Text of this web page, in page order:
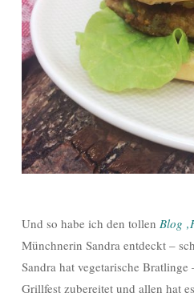
Und so habe ich den tollen Blog
Münchnerin Sandra entdeckt –
Sandra hat vegetarische
Grillfest zubereitet und allen hat